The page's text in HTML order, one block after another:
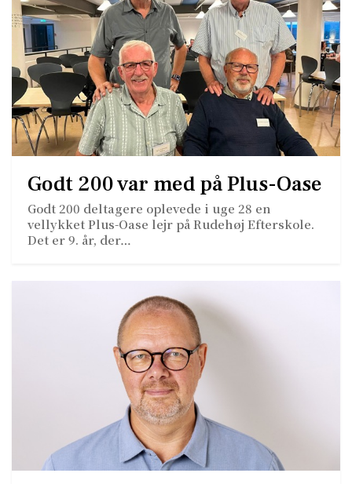
Godt 200 var med på Plus-Oase
Godt 200 deltagere oplevede i uge 28 en
vellykket Plus-Oase lejr på Rudehøj Efterskole.
Det er 9. år, der…